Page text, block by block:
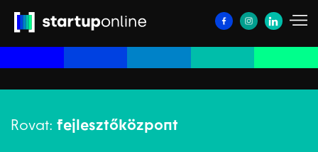
Rovat: fejlesztőközpont